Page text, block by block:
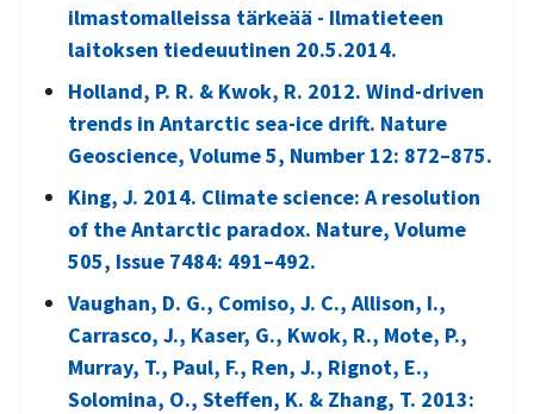
ilmastomalleissa tärkeää - Ilmatieteen
laitoksen tiedeuutinen 20.5.2014.
Holland, P. R. & Kwok, R. 2012. Wind-driven
trends in Antarctic sea-ice drift. Nature
Geoscience, Volume 5, Number 12: 872–875.
King, J. 2014. Climate science: A resolution
of the Antarctic paradox. Nature, Volume
505, Issue 7484: 491–492.
Vaughan, D. G., Comiso, J. C., Allison, I.,
Carrasco, J., Kaser, G., Kwok, R., Mote, P.,
Murray, T., Paul, F., Ren, J., Rignot, E.,
Solomina, O., Steffen, K. & Zhang, T. 2013: